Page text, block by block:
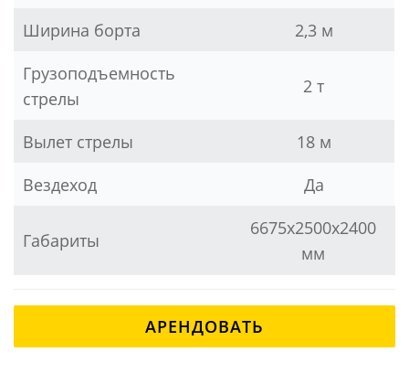
Ширина борта
2,3 м
Грузоподъемность
стрелы
2 т
Вылет стрелы
18 м
Вездеход
Да
Габариты
6675х2500х2400
мм
АРЕНДОВАТЬ